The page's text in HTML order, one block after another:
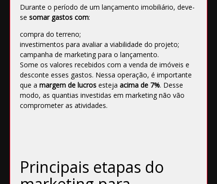
Durante o período de um lançamento imobiliário, deve-
se somar gastos com:
compra do terreno;
investimentos para avaliar a viabilidade do projeto;
campanha de marketing para o lançamento.
Some os valores recebidos com a venda de imóveis e
desconte esses gastos. Nessa operação, é importante
que a margem de lucros esteja acima de 7%. Desse
modo, as quantias investidas em marketing não vão
comprometer as atividades.
Principais etapas do